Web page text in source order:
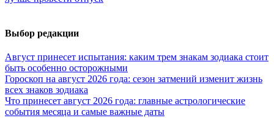
Выбор редакции
Август принесет испытания: каким трем знакам зодиака стоит
быть особенно осторожными
Гороскоп на август 2026 года: сезон затмений изменит жизнь
всех знаков зодиака
Что принесет август 2026 года: главные астрологические
события месяца и самые важные даты